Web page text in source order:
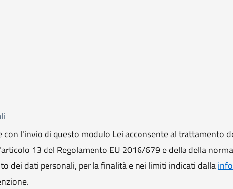
con l'invio di questo modulo Lei acconsente al trattamento
13 del Regolamento EU 2016/679 e della della
dei dati personali, per la finalità e nei limiti indicati dalla